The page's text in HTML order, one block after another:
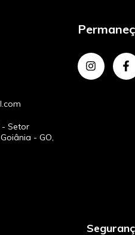
- Setor
- GO,